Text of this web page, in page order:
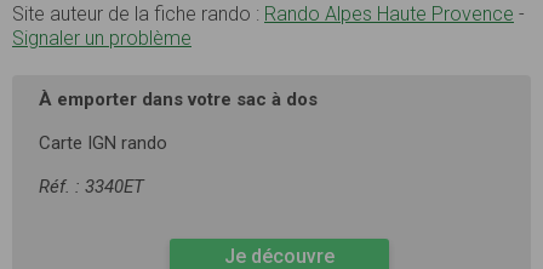
Site auteur de la fiche rando : Rando Alpes Haute Provence -
Signaler un problème
À emporter dans votre sac à dos
Carte IGN rando
Réf. : 3340ET
Je découvre